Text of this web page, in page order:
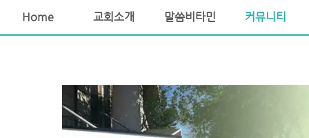
Home 교회소개 말씀비타민 커뮤니티